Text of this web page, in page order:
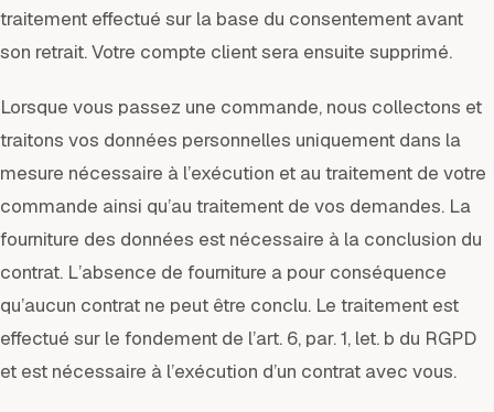
traitement effectué sur la base du consentement avant
son retrait. Votre compte client sera ensuite supprimé.
Lorsque vous passez une commande, nous collectons et
traitons vos données personnelles uniquement dans la
mesure nécessaire à l’exécution et au traitement de votre
commande ainsi qu’au traitement de vos demandes. La
fourniture des données est nécessaire à la conclusion du
contrat. L’absence de fourniture a pour conséquence
qu’aucun contrat ne peut être conclu. Le traitement est
effectué sur le fondement de l’art. 6, par. 1, let. b du RGPD
et est nécessaire à l’exécution d’un contrat avec vous.